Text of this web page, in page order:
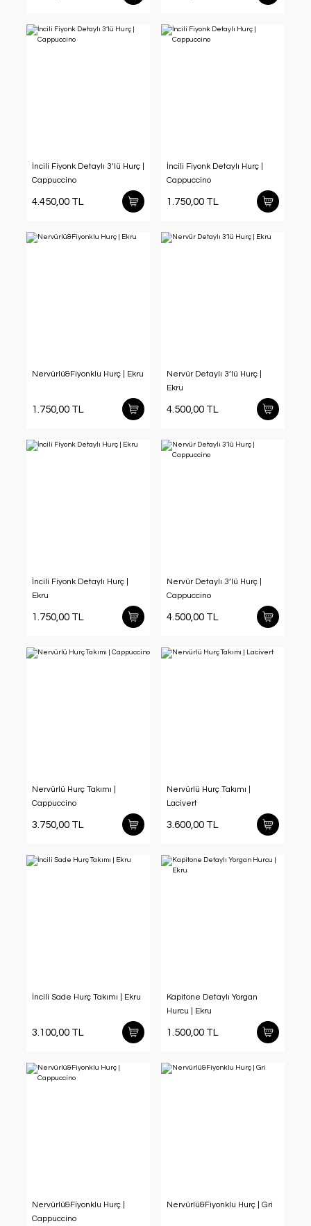
İncili Fiyonk Detaylı 3’lü Hurç |
Cappuccino
4.450,00 TL
İncili Fiyonk Detaylı Hurç |
Cappuccino
1.750,00 TL
Nervürlü&Fiyonklu Hurç | Ekru
1.750,00 TL
Nervür Detaylı 3’lü Hurç |
Ekru
4.500,00 TL
İncili Fiyonk Detaylı Hurç |
Ekru
1.750,00 TL
Nervür Detaylı 3’lü Hurç |
Cappuccino
4.500,00 TL
Nervürlü Hurç Takımı |
Cappuccino
3.750,00 TL
Nervürlü Hurç Takımı |
Lacivert
3.600,00 TL
İncili Sade Hurç Takımı | Ekru
3.100,00 TL
Kapitone Detaylı Yorgan
Hurcu | Ekru
1.500,00 TL
Nervürlü&Fiyonklu Hurç |
Cappuccino
Nervürlü&Fiyonklu Hurç | Gri